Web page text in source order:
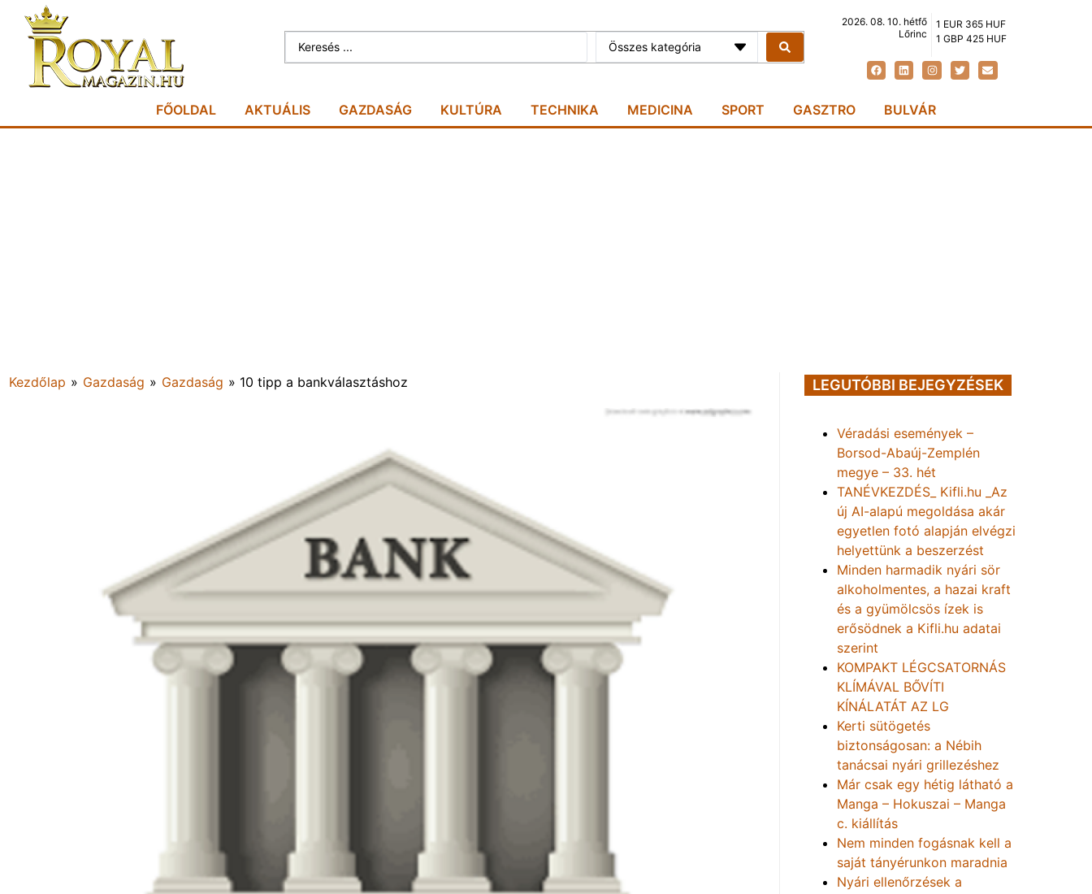
Összes kategória
2026. 08. 10. hétfő
Lőrinc
1 EUR 365 HUF
1 GBP 425 HUF
FŐOLDAL AKTUÁLIS GAZDASÁG KULTÚRA TECHNIKA MEDICINA SPORT GASZTRO BULVÁR
Kezdőlap » Gazdaság » Gazdaság » 10 tipp a bankválasztáshoz LEGUTÓBBI BEJEGYZÉSEK
Véradási események –
Borsod-Abaúj-Zemplén
megye – 33. hét
TANÉVKEZDÉS_ Kifli.hu _Az
új AI-alapú megoldása akár
egyetlen fotó alapján elvégzi
helyettünk a beszerzést
Minden harmadik nyári sör
alkoholmentes, a hazai kraft
és a gyümölcsös ízek is
erősödnek a Kifli.hu adatai
szerint
KOMPAKT LÉGCSATORNÁS
KLÍMÁVAL BŐVÍTI
KÍNÁLATÁT AZ LG
Kerti sütögetés
biztonságosan: a Nébih
tanácsai nyári grillezéshez
Már csak egy hétig látható a
Manga – Hokuszai – Manga
c. kiállítás
Nem minden fogásnak kell a
saját tányérunkon maradnia
Nyári ellenőrzések a